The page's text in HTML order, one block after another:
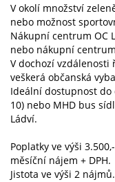
V okolí množství
nebo možnost
Nákupní centrum OC
nebo nákupní
V dochozí
veškerá občanská
Ideální dostupnost do
10) nebo MHD bus
Ládví.
Poplatky ve výši
měsíční nájem + DPH.
Jistota ve výši 2 nájmů.